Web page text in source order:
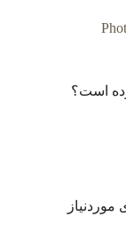
است؟